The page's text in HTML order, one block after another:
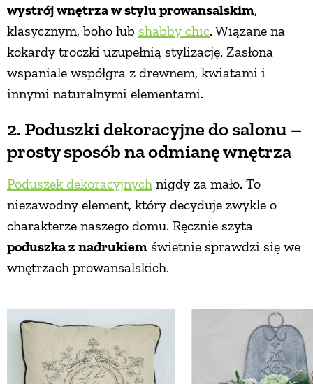
wystrój wnętrza w stylu prowansalskim,
klasycznym, boho lub shabby chic. Wiązane na
kokardy troczki uzupełnią stylizację. Zasłona
wspaniale współgra z drewnem, kwiatami i
innymi naturalnymi elementami.
2. Poduszki dekoracyjne do salonu –
prosty sposób na odmianę wnętrza
Poduszek dekoracyjnych nigdy za mało. To
niezawodny element, który decyduje zwykle o
charakterze naszego domu. Ręcznie szyta
poduszka z nadrukiem świetnie sprawdzi się we
wnętrzach prowansalskich.
INNE